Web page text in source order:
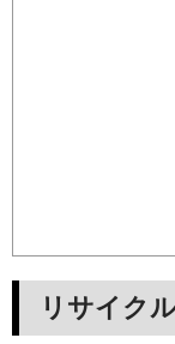
リサイク